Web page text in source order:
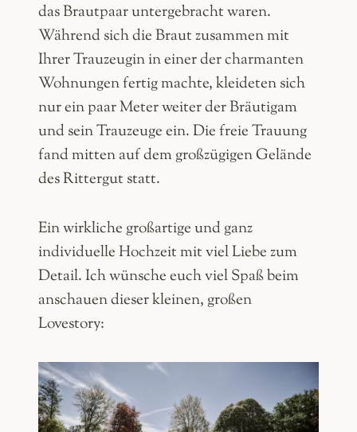
das Brautpaar untergebracht waren.
Während sich die Braut zusammen mit
Ihrer Trauzeugin in einer der charmanten
Wohnungen fertig machte, kleideten sich
nur ein paar Meter weiter der Bräutigam
und sein Trauzeuge ein. Die freie Trauung
fand mitten auf dem großzügigen Gelände
des Rittergut statt.
Ein wirkliche großartige und ganz
individuelle Hochzeit mit viel Liebe zum
Detail. Ich wünsche euch viel Spaß beim
anschauen dieser kleinen, großen
Lovestory: